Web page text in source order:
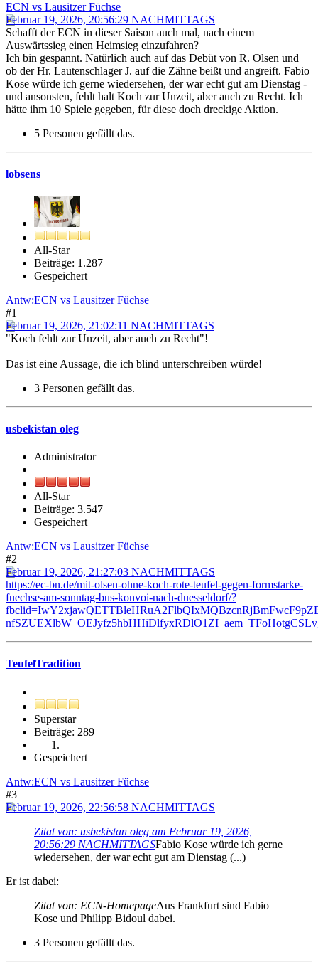
ECN vs Lausitzer Füchse
Februar 19, 2026, 20:56:29 NACHMITTAGS
Schafft der ECN in dieser Saison auch mal, nach einem
Auswärtssieg einen Heimsieg einzufahren?
Ich bin gespannt. Natürlich auch auf das Debüt von R. Olsen und
ob der Hr. Lautenschlager J. auf die Zähne beißt und angreift. Fabio
Kose würde ich gerne wiedersehen, der war echt gut am Dienstag -
und ansonsten, fehlt halt Koch zur Unzeit, aber auch zu Recht. Ich
hätte ihm 10 Spiele gegeben, für diese doch dreckige Aktion.
5 Personen gefällt das.
lobsens
All-Star
Beiträge: 1.287
Gespeichert
Antw:ECN vs Lausitzer Füchse
#1
Februar 19, 2026, 21:02:11 NACHMITTAGS
"Koch fehlt zur Unzeit, aber auch zu Recht"!
Das ist eine Aussage, die ich blind unterschreiben würde!
3 Personen gefällt das.
usbekistan oleg
Administrator
All-Star
Beiträge: 3.547
Gespeichert
Antw:ECN vs Lausitzer Füchse
#2
Februar 19, 2026, 21:27:03 NACHMITTAGS
https://ec-bn.de/mit-olsen-ohne-koch-rote-teufel-gegen-formstarke-
fuechse-am-sonntag-bus-konvoi-nach-duesseldorf/?
TeufelTradition
Superstar
Beiträge: 289
Gespeichert
Antw:ECN vs Lausitzer Füchse
#3
Februar 19, 2026, 22:56:58 NACHMITTAGS
Zitat von: usbekistan oleg am Februar 19, 2026,
20:56:29 NACHMITTAGSFabio Kose würde ich gerne
wiedersehen, der war echt gut am Dienstag (...)
Er ist dabei:
Zitat von: ECN-HomepageAus Frankfurt sind Fabio
Kose und Philipp Bidoul dabei.
3 Personen gefällt das.